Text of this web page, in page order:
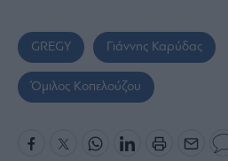
GREGY Γιάννης Καρύδας
Όμιλος Κοπελούζου